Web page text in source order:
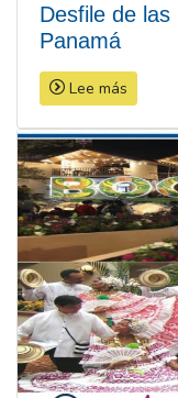
Desfile de las
Panamá
Lee más